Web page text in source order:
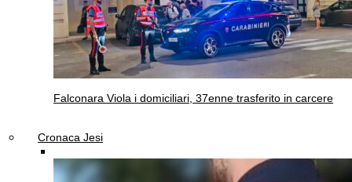
Falconara Viola i domiciliari, 37enne trasferito in carcere
Cronaca Jesi